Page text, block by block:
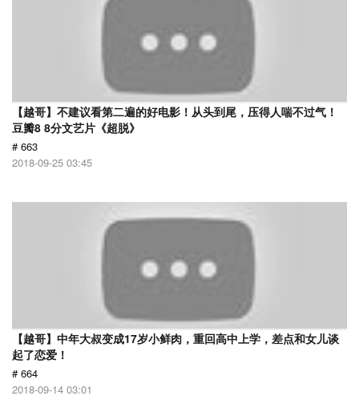
【越哥】不建议看第二遍的好电影！从头到尾，压得人喘不过气！
豆瓣8 8分文艺片《超脱》
# 663
2018-09-25 03:45
【越哥】中年大叔变成17岁小鲜肉，重回高中上学，差点和女儿谈
起了恋爱！
# 664
2018-09-14 03:01